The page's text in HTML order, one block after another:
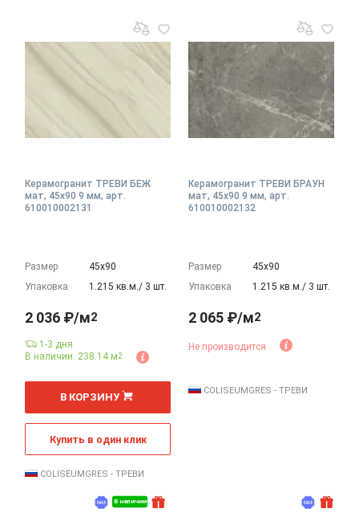
Керамогранит ТРЕВИ БЕЖ
мат, 45x90 9 мм, арт.
610010002131
Размер
45х90
Упаковка
1.215 кв.м./ 3 шт.
В наличии
2 036 ₽/м2
1-3 дня
В наличии: 238.14 м2
м
В КОРЗИНУ
Купить в один клик
COLISEUMGRES - ТРЕВИ
Керамогранит ТРЕВИ БРАУН
мат, 45x90 9 мм, арт.
610010002132
Размер
45х90
Упаковка
1.215 кв.м./ 3 шт.
2 065 ₽/м2
Не производится
COLISEUMGRES - ТРЕВИ